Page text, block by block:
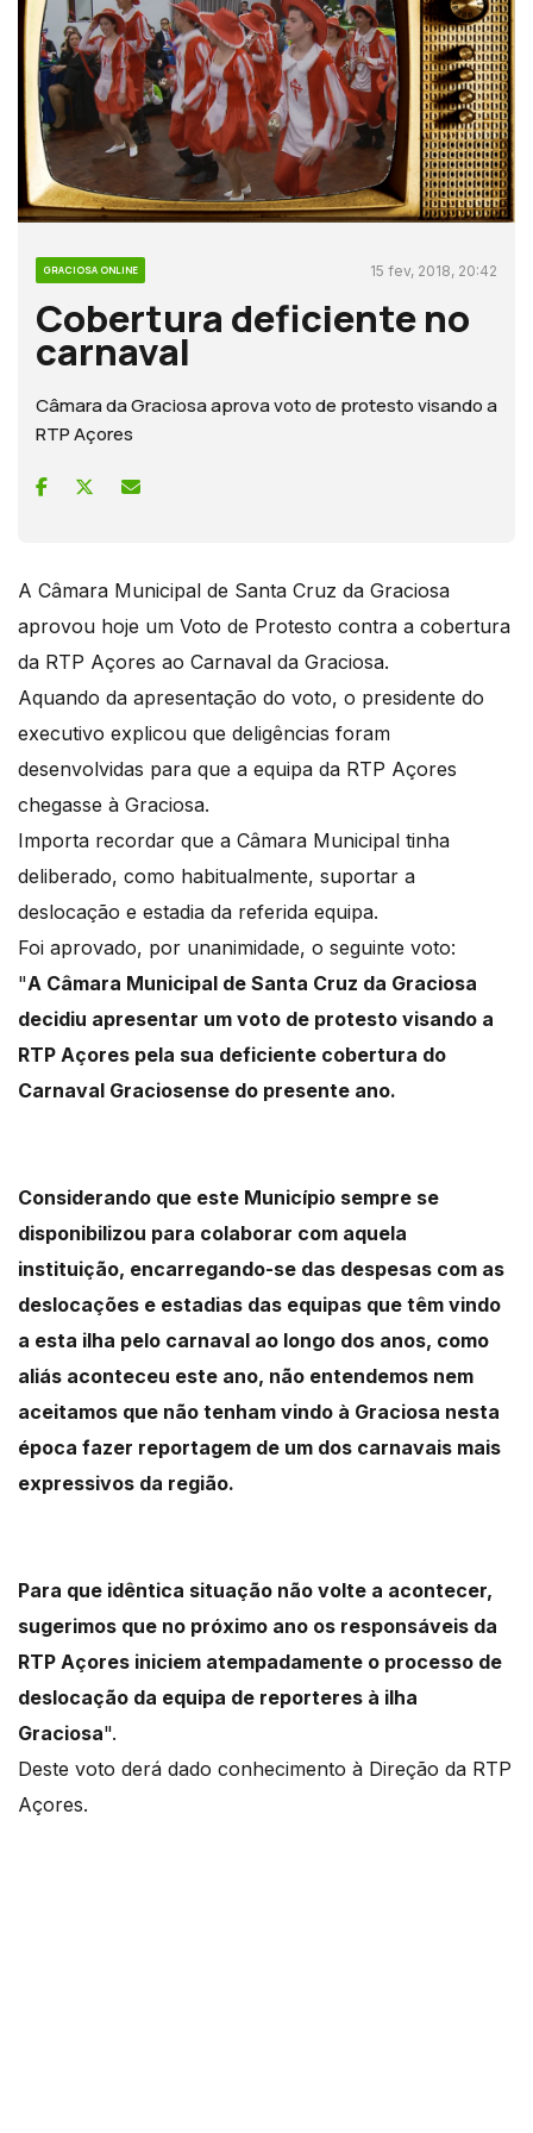
GRACIOSA ONLINE 15 fev, 2018, 20:42
Cobertura deficiente no
carnaval
Câmara da Graciosa aprova voto de protesto visando a
RTP Açores
A Câmara Municipal de Santa Cruz da Graciosa
aprovou hoje um Voto de Protesto contra a cobertura
da RTP Açores ao Carnaval da Graciosa.
Aquando da apresentação do voto, o presidente do
executivo explicou que deligências foram
desenvolvidas para que a equipa da RTP Açores
chegasse à Graciosa.
Importa recordar que a Câmara Municipal tinha
deliberado, como habitualmente, suportar a
deslocação e estadia da referida equipa.
Foi aprovado, por unanimidade, o seguinte voto:
"A Câmara Municipal de Santa Cruz da Graciosa
decidiu apresentar um voto de protesto visando a
RTP Açores pela sua deficiente cobertura do
Carnaval Graciosense do presente ano.
Considerando que este Município sempre se
disponibilizou para colaborar com aquela
instituição, encarregando-se das despesas com as
deslocações e estadias das equipas que têm vindo
a esta ilha pelo carnaval ao longo dos anos, como
aliás aconteceu este ano, não entendemos nem
aceitamos que não tenham vindo à Graciosa nesta
época fazer reportagem de um dos carnavais mais
expressivos da região.
Para que idêntica situação não volte a acontecer,
sugerimos que no próximo ano os responsáveis da
RTP Açores iniciem atempadamente o processo de
deslocação da equipa de reporteres à ilha
Graciosa".
Deste voto derá dado conhecimento à Direção da RTP
Açores.